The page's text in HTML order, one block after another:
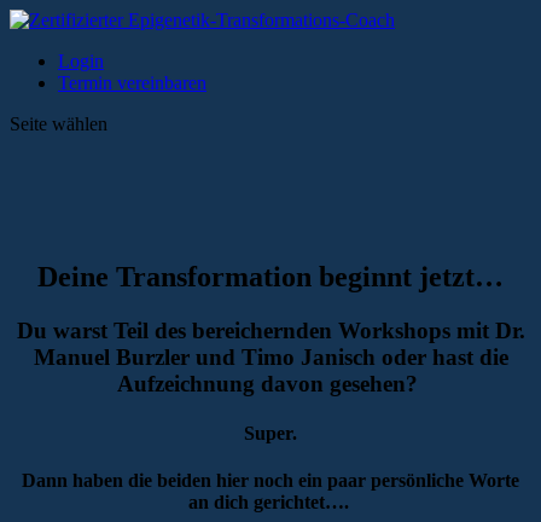
Login
Termin vereinbaren
Seite wählen
Deine Transformation beginnt jetzt…
Du warst Teil des bereichernden Workshops mit Dr.
Manuel Burzler und Timo Janisch oder hast die
Aufzeichnung davon gesehen?
Super.
Dann haben die beiden hier noch ein paar persönliche Worte
an dich gerichtet….